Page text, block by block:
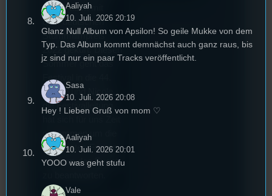
wurde auch mit
dem deutschen
Stummfilmpreis
2022 gekürt. Diesen
Sommer geht das
Festival in die 44.
Runde und Nicole,
die Festivalleitung,
genommen um die
wichtigsten Fragen
rund um das Event
Aaliyah
10. Juli. 2026 20:19
Glanz Null Album von Apsilon! So geile Mukke von dem
Typ. Das Album kommt demnächst auch ganz raus, bis
jz sind nur ein paar Tracks veröffentlicht.
Sasa
10. Juli. 2026 20:08
Hey ! Lieben Gruß von mom ♡
Aaliyah
10. Juli. 2026 20:01
YOOO was geht stufu
Vale